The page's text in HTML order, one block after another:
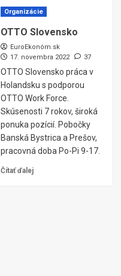
Organizácie
OTTO Slovensko
EuroEkonóm.sk
17. novembra 2022
37
OTTO Slovensko práca v
Holandsku s podporou
OTTO Work Force.
Skúsenosti 7 rokov, široká
ponuka pozícií. Pobočky
Banská Bystrica a Prešov,
pracovná doba Po-Pi 9-17.
Čítať ďalej